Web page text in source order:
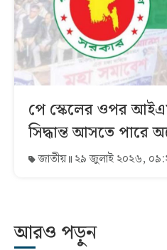
পে স্কেলের ওপর
সিদ্ধান্ত আসতে পারে
জাতীয় ২৯ জুলাই ২০২৬,
আরও পড়ুন